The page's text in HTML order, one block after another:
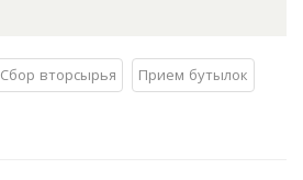
Сбор вторсырья
Прием бутылок